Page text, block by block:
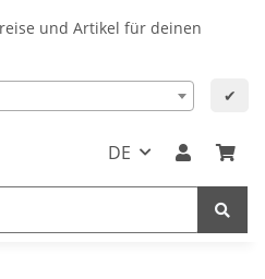
und Artikel für deinen
✔
DE